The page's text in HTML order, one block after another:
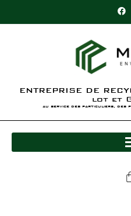
ENTREPRISE DE
lot et
au service des particuliers, des